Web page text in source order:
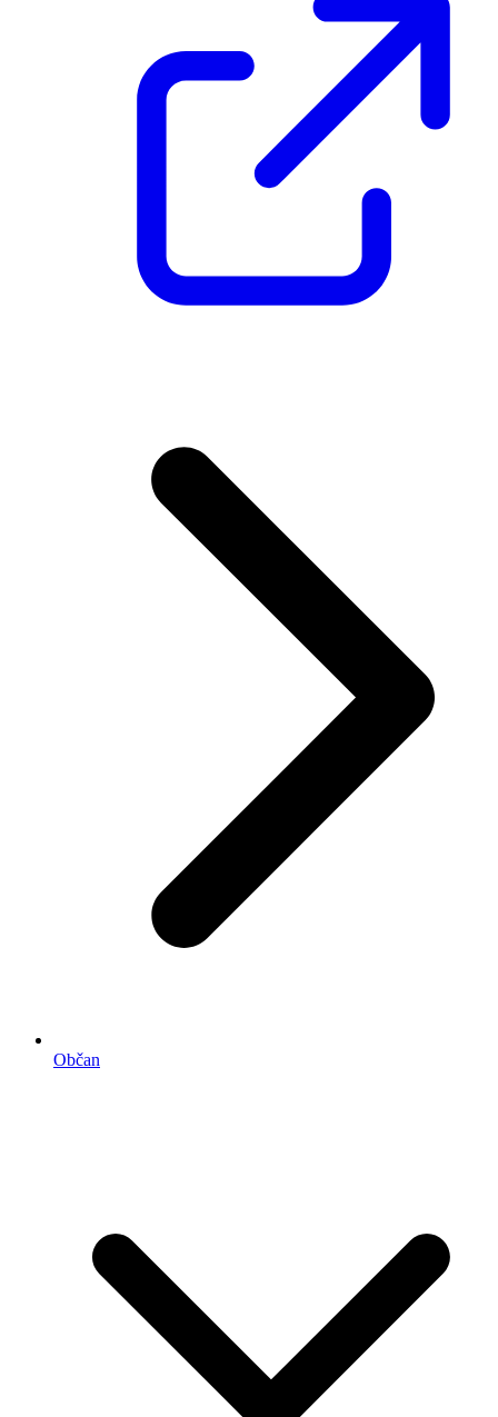
Občan